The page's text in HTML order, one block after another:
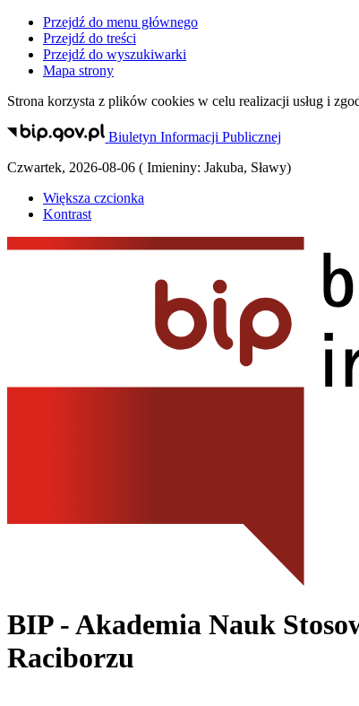
Przejdź do menu głównego
Przejdź do treści
Przejdź do wyszukiwarki
Mapa strony
Strona korzysta z plików cookies w celu realizacji usług i
Biuletyn Informacji Publicznej
Czwartek, 2026-08-06 ( Imieniny: Jakuba, Sławy)
Większa czcionka
Kontrast
BIP - Akademia Nauk
Raciborzu